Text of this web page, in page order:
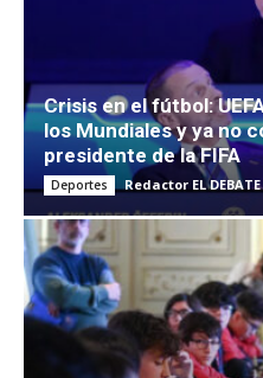
Crisis en el fútbol:
los Mundiales y ya no
presidente de la FIFA
Deportes Redactor EL DEBATE